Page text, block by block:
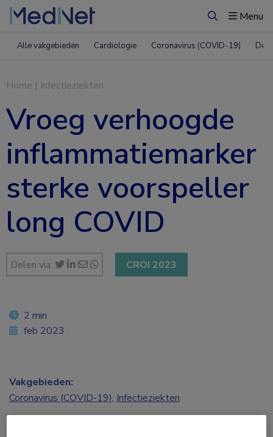
ZoekenMenu
Alle vakgebieden Cardiologie Coronavirus (COVID-19)
Home | Infectieziekten
Vroeg verhoogde
inflammatiemarker
sterke voorspeller
long COVID
Delen via: CROI 2023
2 min
feb 2023
Vakgebieden:
Coronavirus (COVID-19), Infectieziekten